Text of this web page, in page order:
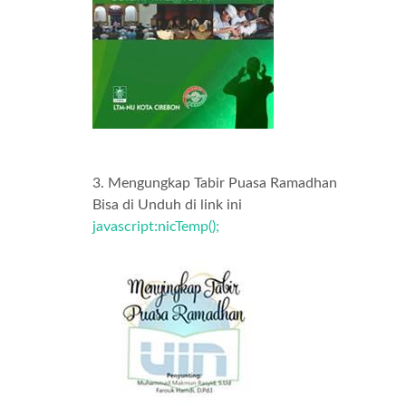
3. Mengungkap Tabir Puasa Ramadhan
Bisa di Unduh di link ini
javascript:nicTemp();